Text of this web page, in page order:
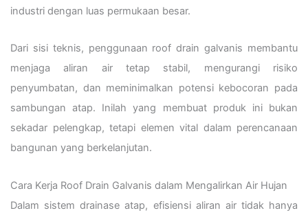
industri dengan luas permukaan besar.
Dari sisi teknis, penggunaan roof drain galvanis membantu
menjaga aliran air tetap stabil, mengurangi risiko
penyumbatan, dan meminimalkan potensi kebocoran pada
sambungan atap. Inilah yang membuat produk ini bukan
sekadar pelengkap, tetapi elemen vital dalam perencanaan
bangunan yang berkelanjutan.
Cara Kerja Roof Drain Galvanis dalam Mengalirkan Air Hujan
Dalam sistem drainase atap, efisiensi aliran air tidak hanya